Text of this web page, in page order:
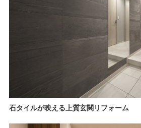
石タイルが映える上質玄関リフォーム